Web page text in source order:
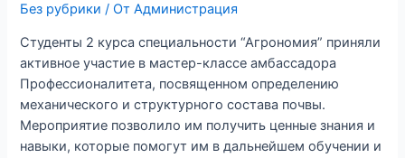
Без рубрики / От Администрация
Студенты 2 курса специальности “Агрономия” приняли
активное участие в мастер-классе амбассадора
Профессионалитета, посвященном определению
механического и структурного состава почвы.
Мероприятие позволило им получить ценные знания и
навыки, которые помогут им в дальнейшем обучении и